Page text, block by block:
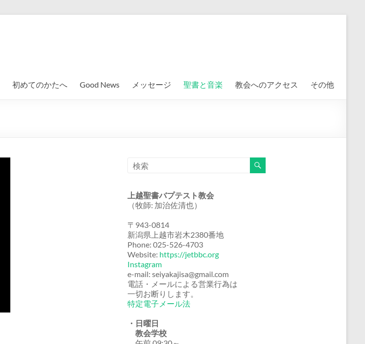
初めてのかたへ Good News メッセージ 聖書と音楽 教会へのアクセス その他
上越聖書バプテスト教会
（牧師: 加治佐清也）
〒943-0814
新潟県上越市岩木2380番地
Phone: 025-526-4703
Website: https://jetbbc.org
Instagram
e-mail: seiyakajisa@gmail.com
電話・メールによる営業行為は
一切お断りします。
特定電子メール法
・日曜日
教会学校